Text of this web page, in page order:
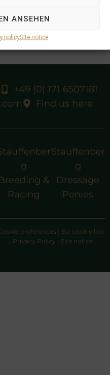
ANSEHEN
policySite notice
+49 (0) 171 6507181
Find us here
g
&
Racing
Stauffenber
g
Dressage
Ponies
preferences | EU cookie law
| Privacy Policy | Site notice